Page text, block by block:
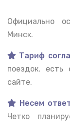
Официально
Минск.
Тариф
поездок, есть
сайте.
Несем
Четко